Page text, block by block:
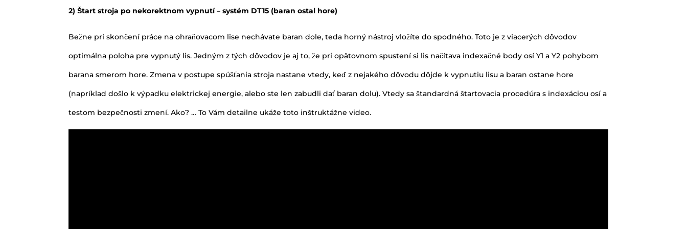
barana smerom hore. Zmena v postupe spúšťania stroja nastane vtedy, keď z nejakého dôvodu dôjde k vypnutiu lisu a baran ostane hore
(napríklad došlo k výpadku elektrickej energie, alebo ste len zabudli dať baran dolu). Vtedy sa štandardná štartovacia procedúra s indexáciou osí a
testom bezpečnosti zmení. Ako? … To Vám detailne ukáže toto inštruktážne video.